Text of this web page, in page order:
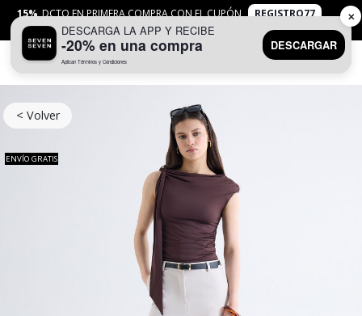
15% DCTO EN PRIMERA COMPRA CON EL CUPÓN
REGISTRO77
APLICANTYC
< Volver
ENVÍO GRATIS
DESCARGA LA APP Y RECIBE
-20% en una compra
Aplican Términos y Condiciones
DESCARGAR
✕